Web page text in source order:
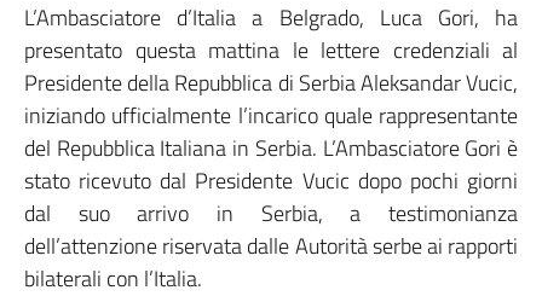
L’Ambasciatore d’Italia a Belgrado, Luca Gori, ha
presentato questa mattina le lettere credenziali al
Presidente della Repubblica di Serbia Aleksandar Vucic,
iniziando ufficialmente l’incarico quale rappresentante
del Repubblica Italiana in Serbia. L’Ambasciatore Gori è
stato ricevuto dal Presidente Vucic dopo pochi giorni
dal suo arrivo in Serbia, a testimonianza
dell’attenzione riservata dalle Autorità serbe ai rapporti
bilaterali con l’Italia.